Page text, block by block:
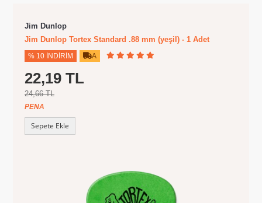
Jim Dunlop
Jim Dunlop Tortex Standard .88 mm (yeşil) - 1 Adet
% 10 İNDIRIM A
22,19 TL
24,66 TL
PENA
Sepete Ekle